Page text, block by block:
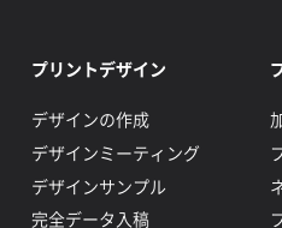
プリントデザイン
デザインの作成
デザインミーティング
デザインサンプル
完全データ入稿